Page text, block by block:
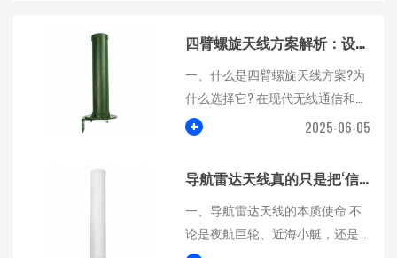
四臂螺旋天线方案解析：设计原理与应用全方位详解
一、什么是四臂螺旋天线方案?为
什么选择它? 在现代无线通信和雷
达系统中，天线的性...
+ 2025-06-05
导航雷达天线真的只是把‘信号’发出去那么简单吗？
一、导航雷达天线的本质使命 不
论是夜航巨轮、近海小艇，还是